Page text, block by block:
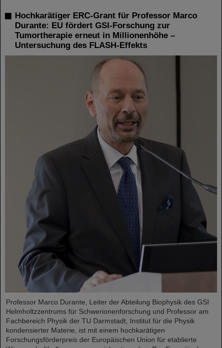
Hochkarätiger ERC-Grant für Professor Marco
Durante: EU fördert GSI-Forschung zur
Tumortherapie erneut in Millionenhöhe –
Untersuchung des FLASH-Effekts
Professor Marco Durante, Leiter der Abteilung Biophysik des GSI
Helmholtzzentrums für Schwerionenforschung und Professor am
Fachbereich Physik der TU Darmstadt, Institut für die Physik
kondensierter Materie, ist mit einem hochkarätigen
Forschungsförderpreis der Europäischen Union für etablierte